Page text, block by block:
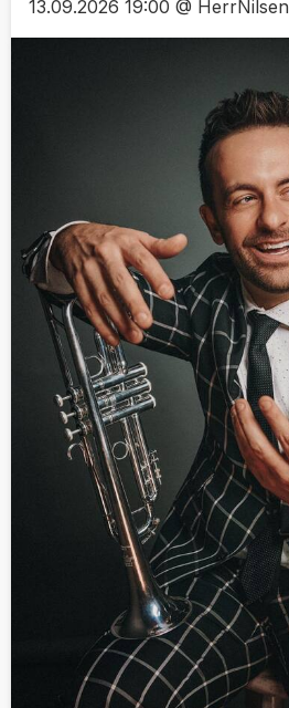
13.09.2026 19:00 @ HerrNilsen